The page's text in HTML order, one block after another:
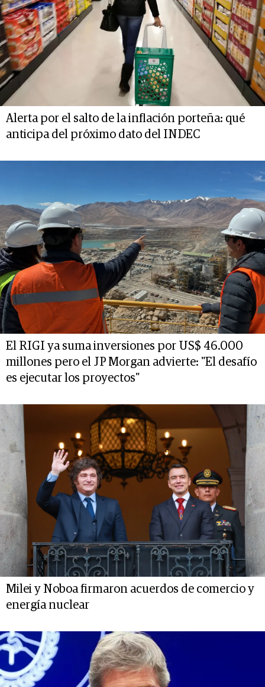
Alerta por el salto de la inflación porteña: qué
anticipa del próximo dato del INDEC
El RIGI ya suma inversiones por US$ 46.000
millones pero el JP Morgan advierte: "El desafío
es ejecutar los proyectos"
Milei y Noboa firmaron acuerdos de comercio y
energía nuclear